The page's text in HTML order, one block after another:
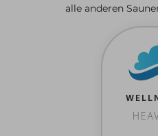
alle anderen